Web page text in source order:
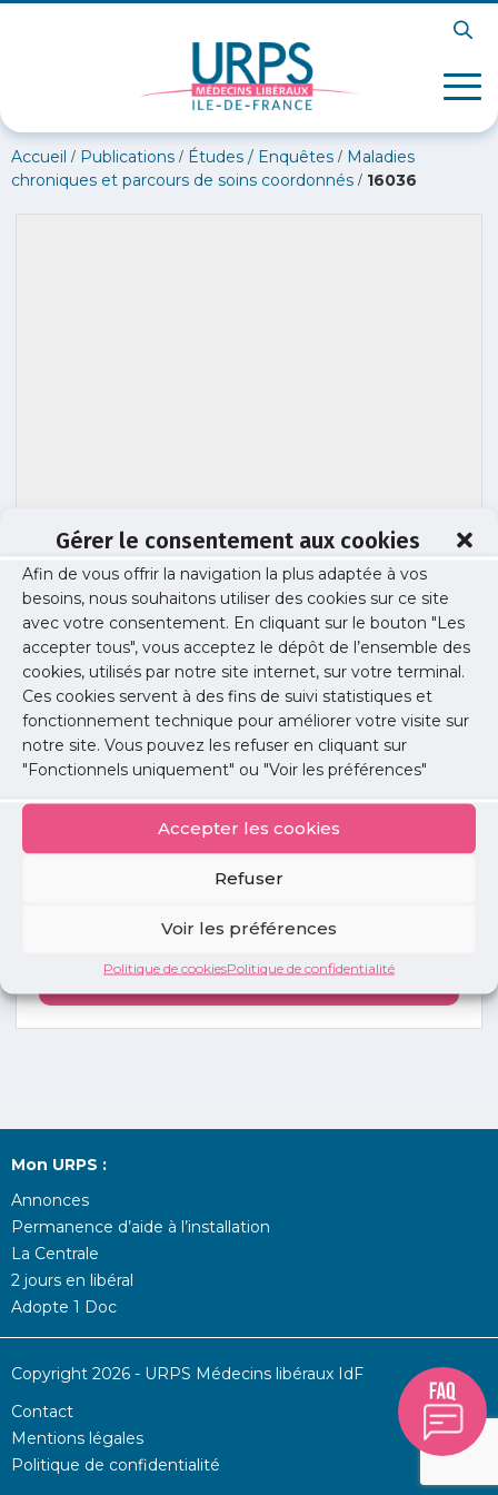
Gérer le consentement aux cookies
Afin de vous offrir la navigation la plus adaptée à vos
besoins, nous souhaitons utiliser des cookies sur ce site
avec votre consentement. En cliquant sur le bouton "Les
accepter tous", vous acceptez le dépôt de l’ensemble des
cookies, utilisés par notre site internet, sur votre terminal.
Ces cookies servent à des fins de suivi statistiques et
fonctionnement technique pour améliorer votre visite sur
notre site. Vous pouvez les refuser en cliquant sur
"Fonctionnels uniquement" ou "Voir les préférences"
Accepter les cookies
Refuser
Voir les préférences
Politique de cookiesPolitique de confidentialité
Accueil / Publications / Études / Enquêtes / Maladies
chroniques et parcours de soins coordonnés / 16036
16036
Publié le : 3 mai 2017
Partager cet article :
annonces
Mon URPS :
Annonces
Permanence d’aide à l’installation
La Centrale
2 jours en libéral
Adopte 1 Doc
Copyright 2026 - URPS Médecins libéraux IdF
Contact
Mentions légales
Politique de confidentialité